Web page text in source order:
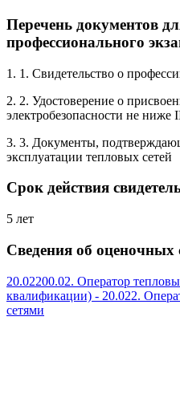
Перечень документов
профессионального
1. 1. Свидетельство о
2. 2. Удостоверение о
электробезопасности не ниже
3. 3. Документы,
эксплуатации тепловых сетей
Срок действия
5 лет
Сведения об оценочных
20.02200.02. Оператор
квалификации) - 20.022.
сетями